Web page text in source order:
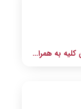
کمبود هورمون مردانه بیماری مزمن کلیه به همراه دارد